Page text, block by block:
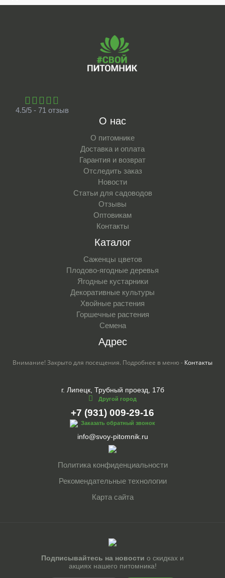
4.5/5 - 71 отзыв
О нас
О питомнике
Доставка и оплата
Гарантия и возврат
Отследить заказ
Новости
Статьи для садоводов
Отзывы
Оптовикам
Контакты
Каталог
Саженцы цветов
Плодово-ягодные деревья
Ягодные кустарники
Декоративные культуры
Хвойные растения
Горшечные растения
Семена
Адрес
Внимание! Закрыто для посещения. Подробнее в меню - Контакты
г. Липецк, Трубный проезд, 17б
Другой город
+7 (931) 009-29-16
Заказать обратный звонок
info@svoy-pitomnik.ru
Политика конфиденциальности
Рекомендательные технологии
Карта сайта
Подписывайтесь на новости о скидках и
акциях нашего питомника!